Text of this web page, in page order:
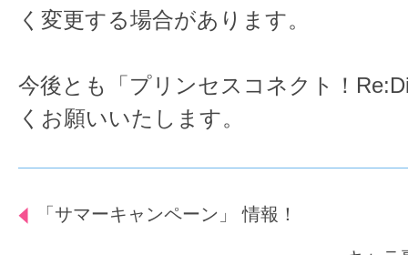
く変更する場合があります。
今後とも「プリンセスコネクト！
くお願いいたします。
「サマーキャンペーン」 情報！